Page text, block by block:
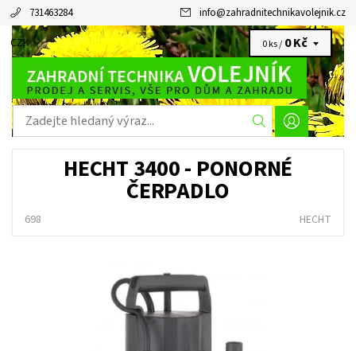
731463284 info@zahradnitechnikavolejnik.cz
CZK 0 ks / 0 Kč
HECHT 3400 - PONORNÉ
ČERPADLO
698 HECHT